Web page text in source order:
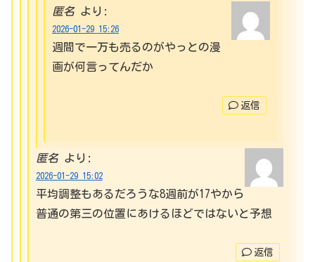
匿名 より:
2026-01-29 15:26
週間で一万も売るのがやっとの漫
画が何言ってんだか
返信
匿名 より:
2026-01-29 15:02
平均調整もあるだろうな8週前が17やから
普通の第三の位置にあけるほどではないと予想
返信